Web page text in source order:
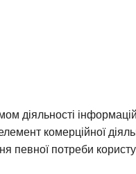
діяльності
комерційної
певної потреби